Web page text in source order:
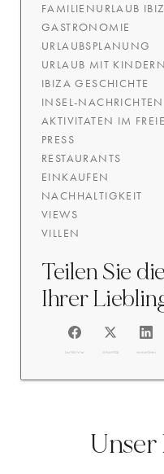
FAMILIENURLAUB
GASTRONOMIE
URLAUBSPLANUNG
URLAUB MIT KINDERN
IBIZA GESCHICHTE
INSEL-NACHRICHTEN
AKTIVITATEN IM
PRESS
RESTAURANTS
EINKAUFEN
NACHHALTIGKEIT
VIEWS
VILLEN
Teilen Sie
Ihrer
FACEBOOK @TWITTER @LINKEDIN